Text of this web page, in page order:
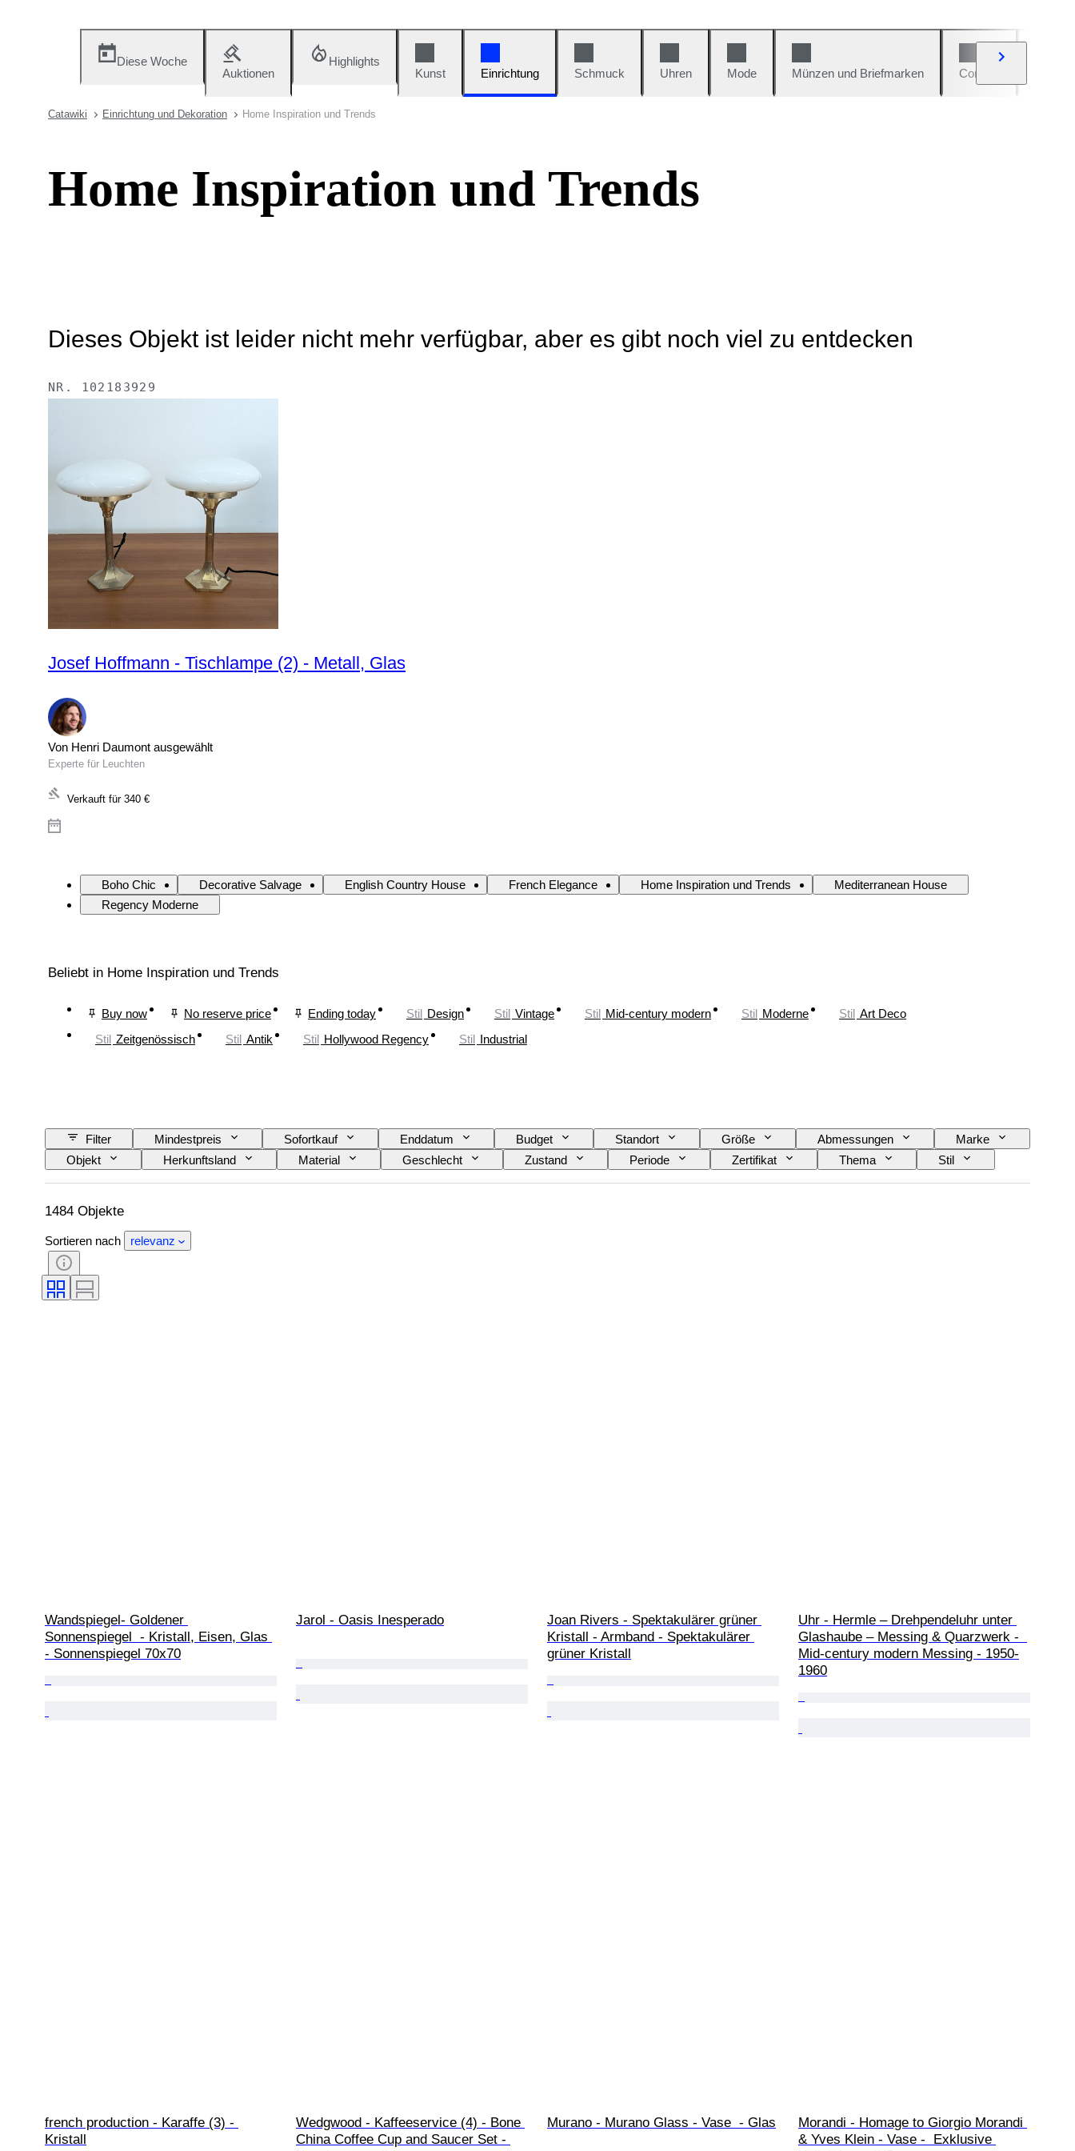
Diese Woche
Auktionen
Highlights
Kunst
Einrichtung Schmuck Uhren Mode Münzen und Briefmarken Comics
Catawiki Einrichtung und Dekoration Home Inspiration und Trends
Home Inspiration und Trends
Dieses Objekt ist leider nicht mehr verfügbar, aber es gibt noch viel zu entdecken
NR. 102183929
Josef Hoffmann - Tischlampe (2) - Metall, Glas
Von Henri Daumont ausgewählt
Experte für Leuchten
Verkauft für 340 €
Boho Chic Decorative Salvage English Country House French Elegance Home Inspiration und Trends
Mediterranean House
Regency Moderne
Beliebt in Home Inspiration und Trends
Buy now No reserve price Ending today Stil Design Stil Vintage Stil Mid-century modern Stil Moderne Stil Art Deco
Stil Zeitgenössisch Stil Antik Stil Hollywood Regency Stil Industrial
Filter Mindestpreis Sofortkauf Enddatum Budget Standort Größe Abmessungen
Marke
Objekt
Herkunftsland Material Geschlecht Zustand Periode Zertifikat Thema
Stil
Technik
Unterschrift Auflage Farbe Verkauft von Künstler Original/Nachbau
Energiereserve
1484 Objekte
Sortieren nach relevanz
Wandspiegel- Goldener
Sonnenspiegel  - Kristall, Eisen, Glas
- Sonnenspiegel 70x70
Jarol - Oasis Inesperado
Joan Rivers - Spektakulärer grüner
Kristall - Armband - Spektakulärer
grüner Kristall
Uhr - Hermle – Drehpendeluhr unter
Glashaube – Messing & Quarzwerk -
Mid-century modern Messing - 1950-
1960
french production - Karaffe (3) -
Kristall
Wedgwood - Kaffeeservice (4) - Bone
China Coffee Cup and Saucer Set -
Murano - Murano Glass - Vase  - Glas
Morandi - Homage to Giorgio Morandi
& Yves Klein - Vase -  Exklusive